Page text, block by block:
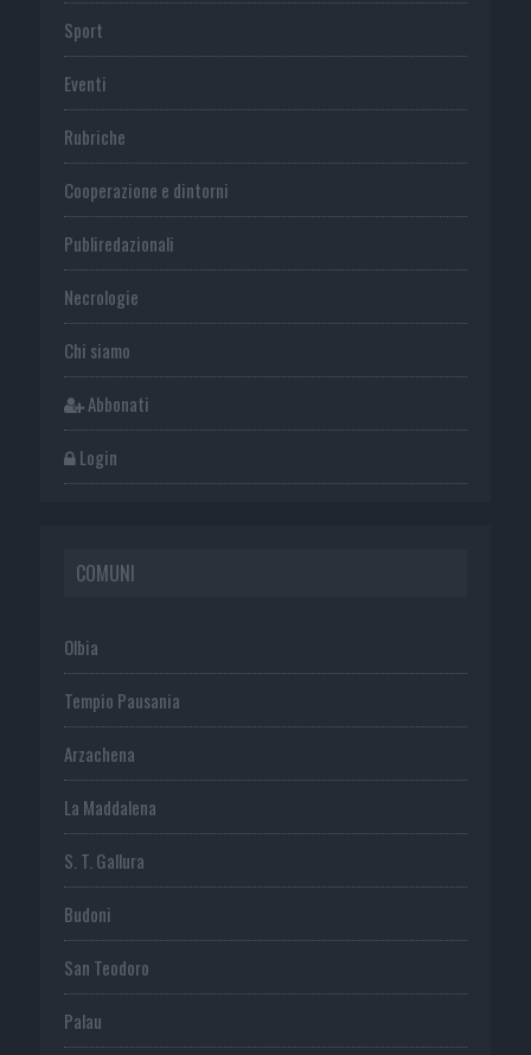
Sport
Eventi
Rubriche
Cooperazione e dintorni
Publiredazionali
Necrologie
Chi siamo
Abbonati
Login
COMUNI
Olbia
Tempio Pausania
Arzachena
La Maddalena
S. T. Gallura
Budoni
San Teodoro
Palau